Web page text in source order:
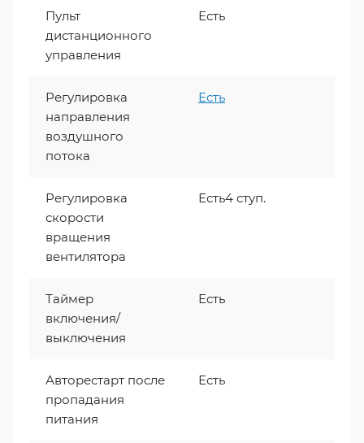
Пульт
дистанционного
управления
Есть
Регулировка
направления
воздушного
потока
Есть
Регулировка
скорости
вращения
вентилятора
Есть4 ступ.
Таймер
включения/
выключения
Есть
Авторестарт после
пропадания
питания
Есть